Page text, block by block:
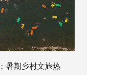
暑期乡村文旅热